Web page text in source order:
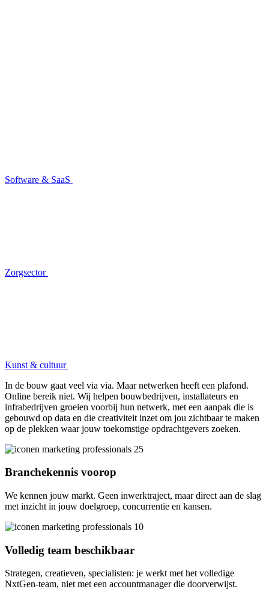
Software & SaaS
Zorgsector
Kunst & cultuur
In de bouw gaat veel via via. Maar netwerken heeft een plafond.
Online bereik niet. Wij helpen bouwbedrijven, installateurs en
infrabedrijven groeien voorbij hun netwerk, met een aanpak die is
gebouwd op data en die creativiteit inzet om jou zichtbaar te maken
op de plekken waar jouw toekomstige opdrachtgevers zoeken.
Branchekennis voorop
We kennen jouw markt. Geen inwerktraject, maar direct aan de slag
met inzicht in jouw doelgroep, concurrentie en kansen.
Volledig team beschikbaar
Strategen, creatieven, specialisten: je werkt met het volledige
NxtGen-team, niet met een accountmanager die doorverwijst.